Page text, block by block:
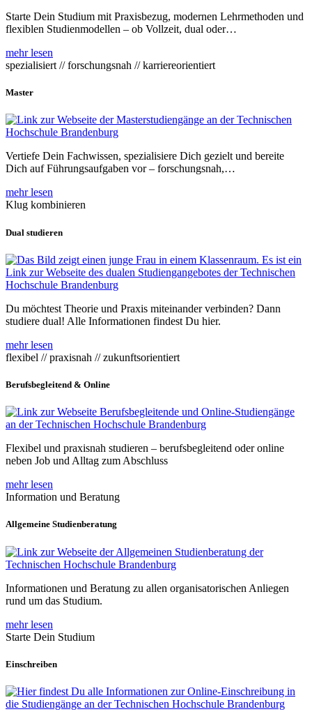
Starte Dein Studium mit Praxisbezug, modernen Lehrmethoden und
flexiblen Studienmodellen – ob Vollzeit, dual oder…
mehr lesen
spezialisiert // forschungsnah // karriereorientiert
Master
Vertiefe Dein Fachwissen, spezialisiere Dich gezielt und bereite
Dich auf Führungsaufgaben vor – forschungsnah,…
mehr lesen
Klug kombinieren
Dual studieren
Du möchtest Theorie und Praxis miteinander verbinden? Dann
studiere dual! Alle Informationen findest Du hier.
mehr lesen
flexibel // praxisnah // zukunftsorientiert
Berufsbegleitend & Online
Flexibel und praxisnah studieren – berufsbegleitend oder online
neben Job und Alltag zum Abschluss
mehr lesen
Information und Beratung
Allgemeine Studienberatung
Informationen und Beratung zu allen organisatorischen Anliegen
rund um das Studium.
mehr lesen
Starte Dein Studium
Einschreiben